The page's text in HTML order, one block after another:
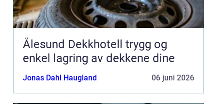
Ålesund Dekkhotell trygg og
enkel lagring av dekkene dine
Jonas Dahl Haugland 06 juni 2026